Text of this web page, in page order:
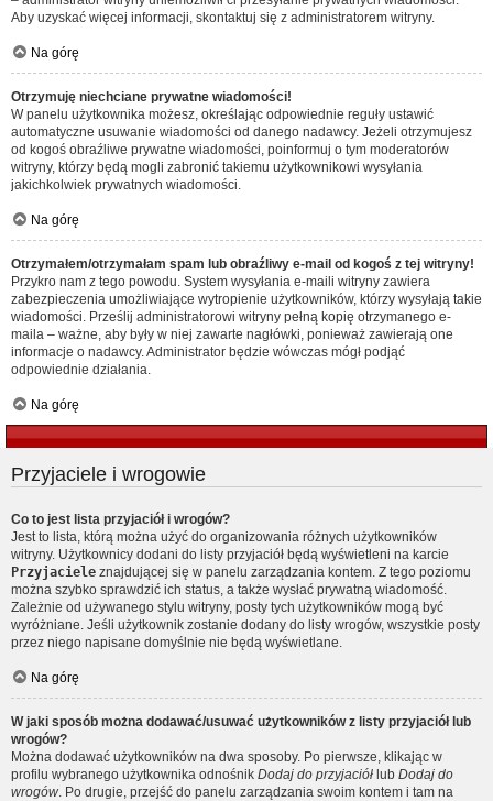
Aby uzyskać więcej informacji, skontaktuj się z administratorem witryny.
Na górę
Otrzymuję niechciane prywatne wiadomości!
W panelu użytkownika możesz, określając odpowiednie reguły ustawić
automatyczne usuwanie wiadomości od danego nadawcy. Jeżeli otrzymujesz
od kogoś obraźliwe prywatne wiadomości, poinformuj o tym moderatorów
witryny, którzy będą mogli zabronić takiemu użytkownikowi wysyłania
jakichkolwiek prywatnych wiadomości.
Na górę
Otrzymałem/otrzymałam spam lub obraźliwy e-mail od kogoś z tej witryny!
Przykro nam z tego powodu. System wysyłania e-maili witryny zawiera
zabezpieczenia umożliwiające wytropienie użytkowników, którzy wysyłają takie
wiadomości. Prześlij administratorowi witryny pełną kopię otrzymanego e-
maila – ważne, aby były w niej zawarte nagłówki, ponieważ zawierają one
informacje o nadawcy. Administrator będzie wówczas mógł podjąć
odpowiednie działania.
Na górę
Przyjaciele i wrogowie
Co to jest lista przyjaciół i wrogów?
Jest to lista, którą można użyć do organizowania różnych użytkowników
witryny. Użytkownicy dodani do listy przyjaciół będą wyświetleni na karcie
Przyjaciele znajdującej się w panelu zarządzania kontem. Z tego poziomu
można szybko sprawdzić ich status, a także wysłać prywatną wiadomość.
Zależnie od używanego stylu witryny, posty tych użytkowników mogą być
wyróżniane. Jeśli użytkownik zostanie dodany do listy wrogów, wszystkie posty
przez niego napisane domyślnie nie będą wyświetlane.
Na górę
W jaki sposób można dodawać/usuwać użytkowników z listy przyjaciół lub
wrogów?
Można dodawać użytkowników na dwa sposoby. Po pierwsze, klikając w
profilu wybranego użytkownika odnośnik Dodaj do przyjaciół lub Dodaj do
wrogów. Po drugie, przejść do panelu zarządzania swoim kontem i tam na